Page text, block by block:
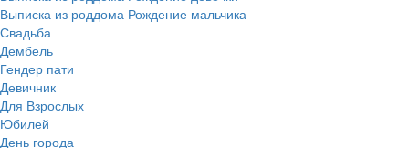
Выписка из роддома Рождение мальчика
Свадьба
Дембель
Гендер пати
Девичник
Для Взрослых
Юбилей
День города